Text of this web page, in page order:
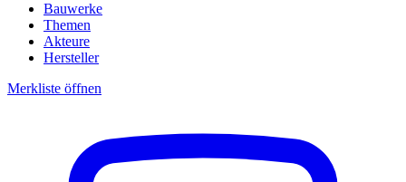
Bauwerke
Themen
Akteure
Hersteller
Merkliste öffnen